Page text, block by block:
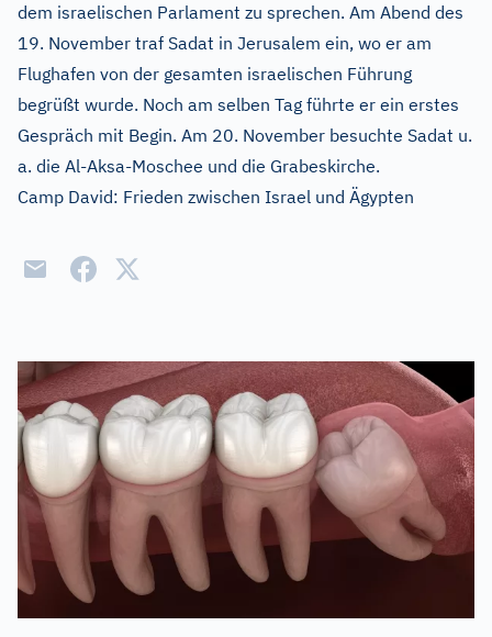
dem israelischen Parlament zu sprechen. Am Abend des
19. November traf Sadat in Jerusalem ein, wo er am
Flughafen von der gesamten israelischen Führung
begrüßt wurde. Noch am selben Tag führte er ein erstes
Gespräch mit Begin. Am 20. November besuchte Sadat u.
a. die Al-Aksa-Moschee und die Grabeskirche.
Camp David: Frieden zwischen Israel und Ägypten